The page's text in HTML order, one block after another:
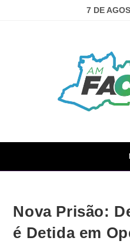
7 DE
Nova Prisão:
é Detida em